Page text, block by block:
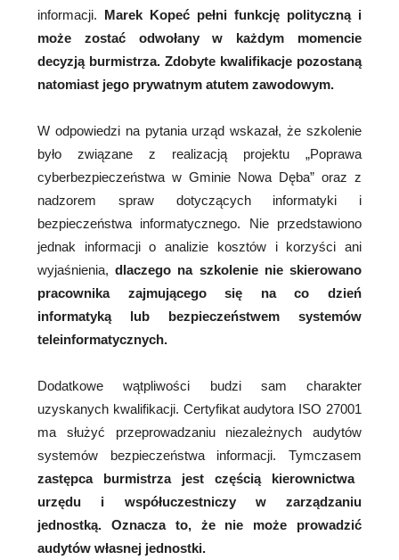
informacji. Marek Kopeć pełni funkcję polityczną i
może zostać odwołany w każdym momencie
decyzją burmistrza. Zdobyte kwalifikacje pozostaną
natomiast jego prywatnym atutem zawodowym.
W odpowiedzi na pytania urząd wskazał, że szkolenie
było związane z realizacją projektu „Poprawa
cyberbezpieczeństwa w Gminie Nowa Dęba” oraz z
nadzorem spraw dotyczących informatyki i
bezpieczeństwa informatycznego. Nie przedstawiono
jednak informacji o analizie kosztów i korzyści ani
wyjaśnienia,dlaczego na szkolenie nie skierowano
pracownika zajmującego się na co dzień
informatyką lub bezpieczeństwem systemów
teleinformatycznych.
Dodatkowe wątpliwości budzi sam charakter
uzyskanych kwalifikacji. Certyfikat audytora ISO 27001
ma służyć przeprowadzaniu niezależnych audytów
systemów bezpieczeństwa informacji. Tymczasem
zastępca burmistrza jest częścią kierownictwa
urzędu i współuczestniczy w zarządzaniu
jednostką. Oznacza to, że nie może prowadzić
audytów własnej jednostki.